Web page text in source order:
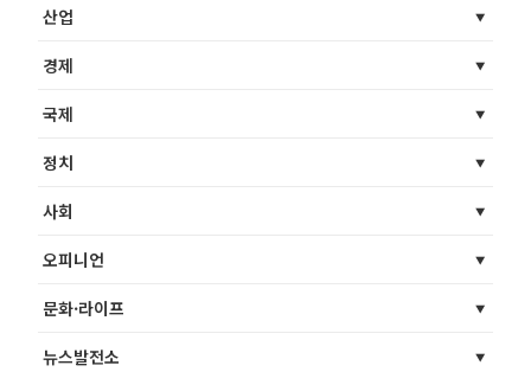
산업
경제
국제
정치
사회
오피니언
문화·라이프
뉴스발전소